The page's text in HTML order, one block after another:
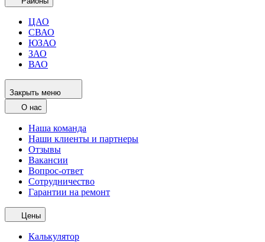
ЦАО
СВАО
ЮЗАО
ЗАО
ВАО
Закрыть меню
О нас
Наша команда
Наши клиенты и партнеры
Отзывы
Вакансии
Вопрос-ответ
Сотрудничество
Гарантии на ремонт
Цены
Калькулятор